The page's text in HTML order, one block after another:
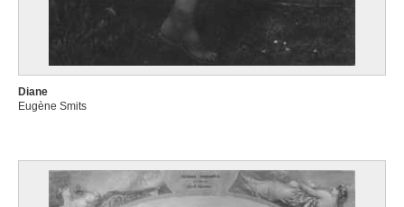
Diane
Eugène Smits